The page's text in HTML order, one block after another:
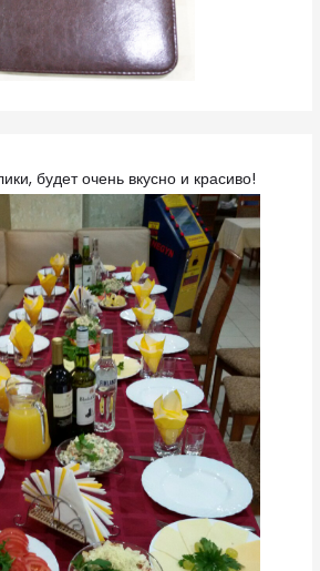
будет очень вкусно и красиво!